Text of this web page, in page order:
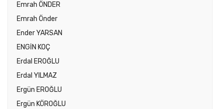
Emrah ÖNDER
Emrah Önder
Ender YARSAN
ENGİN KOÇ
Erdal EROĞLU
Erdal YILMAZ
Ergün EROĞLU
Ergün KÖROĞLU